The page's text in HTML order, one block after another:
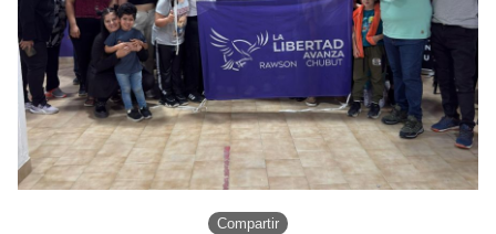
Compartir